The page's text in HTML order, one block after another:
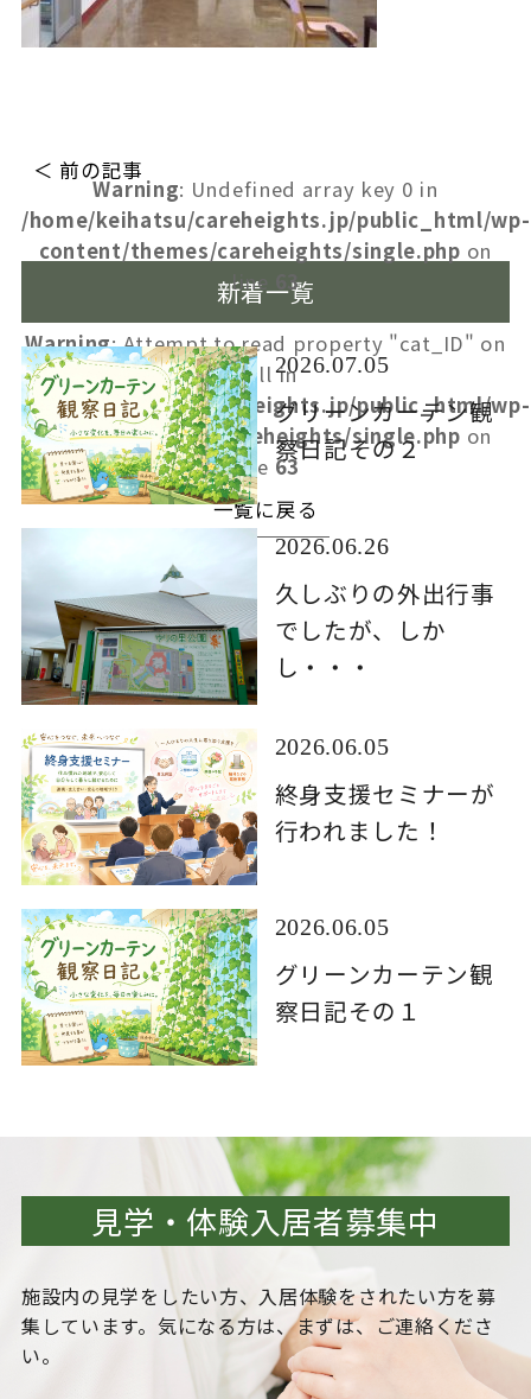
＜ 前の記事
Warning: Undefined array key 0 in
/home/keihatsu/careheights.jp/public_html/wp-
content/themes/careheights/single.php on
line
63
Warning: Attempt to read property "cat_ID" on
null in
/home/keihatsu/careheights.jp/public_html/wp-
content/themes/careheights/single.php on
line 63
一覧に戻る
新着一覧
2026.07.05
グリーンカーテン観
察日記その２
2026.06.26
久しぶりの外出行事
でしたが、しか
し・・・
2026.06.05
終身支援セミナーが
行われました！
2026.06.05
グリーンカーテン観
察日記その１
見学・体験入居者募集中
施設内の見学をしたい方、入居体験をされたい方を募
集しています。気になる方は、まずは、ご連絡くださ
い。